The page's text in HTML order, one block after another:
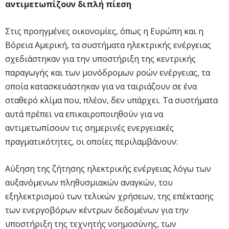
αντιμετωπίζουν διπλή πίεση
Στις προηγμένες οικονομίες, όπως η Ευρώπη και η
Βόρεια Αμερική, τα συστήματα ηλεκτρικής ενέργειας
σχεδιάστηκαν για την υποστήριξη της κεντρικής
παραγωγής και των μονόδρομων ροών ενέργειας, τα
οποία κατασκευάστηκαν για να ταιριάζουν σε ένα
σταθερό κλίμα που, πλέον, δεν υπάρχει. Τα συστήματα
αυτά πρέπει να επικαιροποιηθούν για να
αντιμετωπίσουν τις σημερινές ενεργειακές
πραγματικότητες, οι οποίες περιλαμβάνουν:
Αύξηση της ζήτησης ηλεκτρικής ενέργειας λόγω των
αυξανόμενων πληθυσμιακών αναγκών, του
εξηλεκτρισμού των τελικών χρήσεων, της επέκτασης
των ενεργοβόρων κέντρων δεδομένων για την
υποστήριξη της τεχνητής νοημοσύνης, των